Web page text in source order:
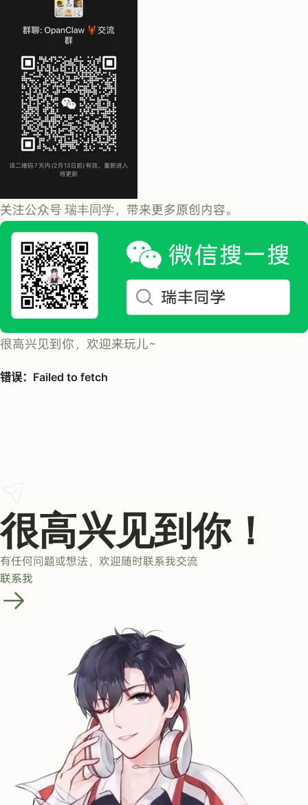
关注公众号 瑞丰同学 ，带来更多原创内容。
很高兴见到你，欢迎来玩儿~
很高兴见到你！
有任何问题或想法，欢迎随时联系我交流
联系我